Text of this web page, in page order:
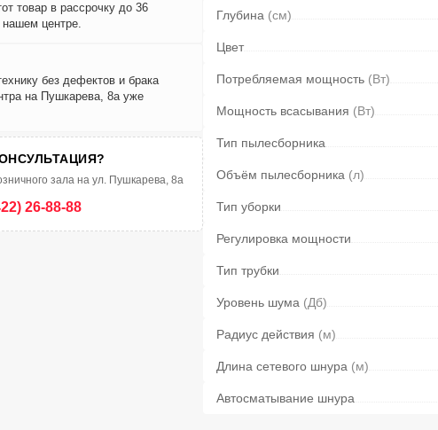
товар в рассрочку до 36
нашем центре.
без дефектов и брака
на Пушкарева, 8а уже
зала на ул. Пушкарева, 8а
26-88-88
Глубина (см)
Цвет
Потребляемая мощность (Вт)
Мощность всасывания (Вт)
Тип пылесборника
Объём пылесборника (л)
Тип уборки
Регулировка мощности
Тип трубки
Уровень шума (Дб)
Радиус действия (м)
Длина сетевого шнура (м)
Автосматывание шнура